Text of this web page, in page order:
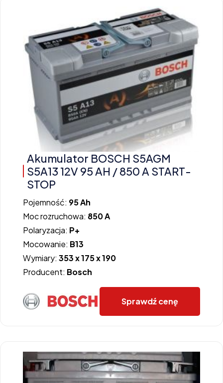
Akumulator BOSCH S5AGM
S5A13 12V 95 AH / 850 A START-
STOP
Pojemność: 95 Ah
Moc rozruchowa: 850 A
Polaryzacja: P+
Mocowanie: B13
Wymiary: 353 x 175 x 190
Producent: Bosch
Sprawdź cenę